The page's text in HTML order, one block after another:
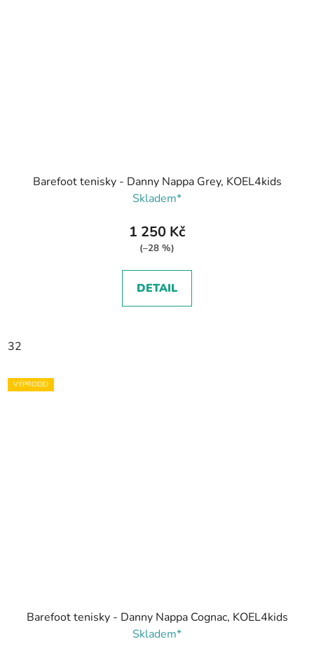
Barefoot tenisky - Danny Nappa Grey, KOEL4kids
Skladem*
1 250 Kč
(–28 %)
DETAIL
32
VÝPRODEJ
Barefoot tenisky - Danny Nappa Cognac, KOEL4kids
Skladem*